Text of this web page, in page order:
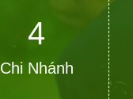
4
Chi Nhánh